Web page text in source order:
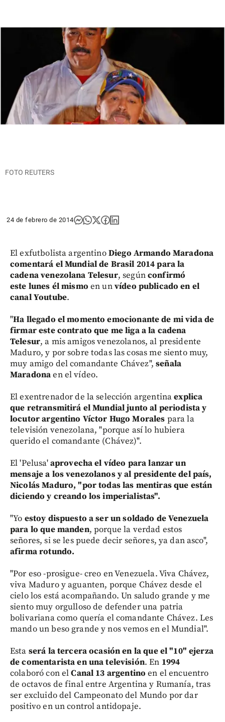
FOTO REUTERS
24 de febrero de 2014
El exfutbolista argentinoDiego Armando Maradona
comentará el Mundial de Brasil 2014 para la
cadena venezolana Telesur, segúnconfirmó
este lunes él mismo en unvídeo publicado en el
canal Youtube.
"Ha llegado el momento emocionante de mi vida de
firmar este contrato que me liga a la cadena
Telesur, a mis amigos venezolanos, al presidente
Maduro, y por sobre todas las cosas me siento muy,
muy amigo del comandante Chávez",señala
Maradonaen el vídeo.
El exentrenador de la selección argentinaexplica
que retransmitirá el Mundial junto al periodista y
locutor argentino Víctor Hugo Morales para la
televisión venezolana, "porque así lo hubiera
querido el comandante (Chávez)".
El 'Pelusa'aprovecha el vídeo para lanzar un
mensaje a los venezolanos y al presidente del país,
Nicolás Maduro, "por todas las mentiras que están
diciendo y creando los imperialistas".
"Yo estoy dispuesto a ser un soldado de Venezuela
para lo que manden, porque la verdad estos
señores, si se les puede decir señores, ya dan asco",
afirma rotundo.
"Por eso -prosigue- creo en Venezuela. Viva Chávez,
viva Maduro y aguanten, porque Chávez desde el
cielo los está acompañando. Un saludo grande y me
siento muy orgulloso de defender una patria
bolivariana como quería el comandante Chávez. Les
mando un beso grande y nos vemos en el Mundial".
Esta será la tercera ocasión en la que el "10" ejerza
de comentarista en una televisión. En 1994
colaboró con elCanal 13 argentino en el encuentro
de octavos de final entre Argentina y Rumanía, tras
ser excluido del Campeonato del Mundo por dar
positivo en un control antidopaje.